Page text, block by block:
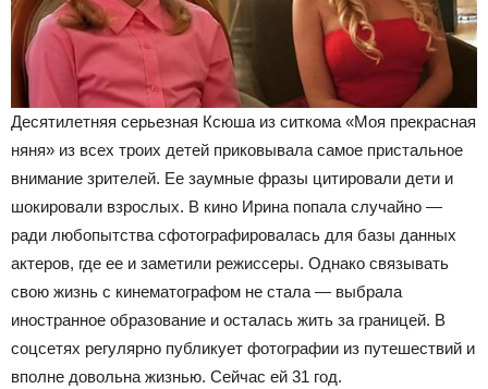
Десятилетняя серьезная Ксюша из ситкома «Моя прекрасная
няня» из всех троих детей приковывала самое пристальное
внимание зрителей. Ее заумные фразы цитировали дети и
шокировали взрослых. В кино Ирина попала случайно —
ради любопытства сфотографировалась для базы данных
актеров, где ее и заметили режиссеры. Однако связывать
свою жизнь с кинематографом не стала — выбрала
иностранное образование и осталась жить за границей. В
соцсетях регулярно публикует фотографии из путешествий и
вполне довольна жизнью. Сейчас ей 31 год.